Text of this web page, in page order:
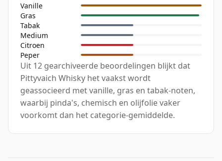
Vanille
Gras
Tabak
Medium
Citroen
Peper
Uit 12 gearchiveerde beoordelingen blijkt dat
Pittyvaich Whisky het vaakst wordt
geassocieerd met vanille, gras en tabak-noten,
waarbij pinda's, chemisch en olijfolie vaker
voorkomt dan het categorie-gemiddelde.